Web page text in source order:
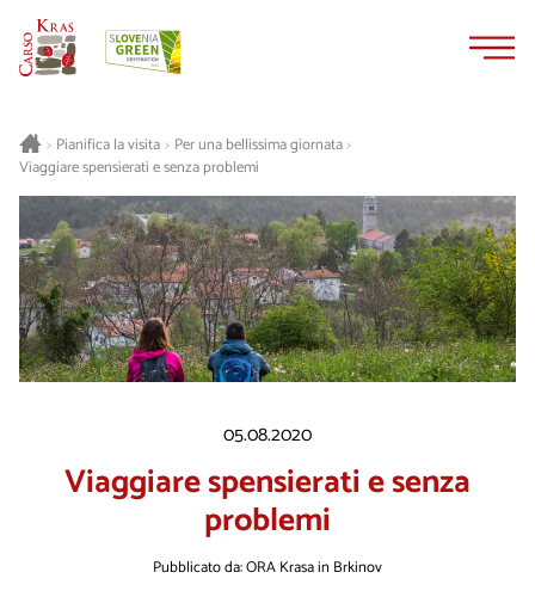
> Pianifica la visita> Per una bellissima giornata>
Viaggiare spensierati e senza problemi
05.08.2020
Viaggiare spensierati e senza
problemi
Pubblicato da: ORA Krasa in Brkinov